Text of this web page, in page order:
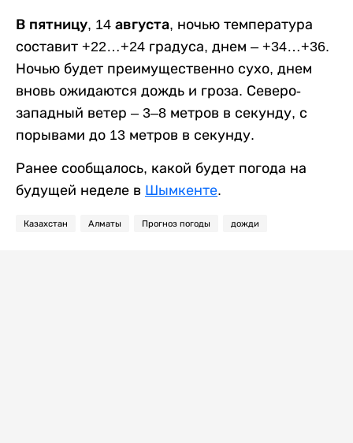
В пятницу, 14 августа, ночью температура
составит +22…+24 градуса, днем – +34…+36.
Ночью будет преимущественно сухо, днем
вновь ожидаются дождь и гроза. Северо-
западный ветер – 3–8 метров в секунду, с
порывами до 13 метров в секунду.
Ранее сообщалось, какой будет погода на
будущей неделе в Шымкенте.
Казахстан Алматы Прогноз погоды дожди